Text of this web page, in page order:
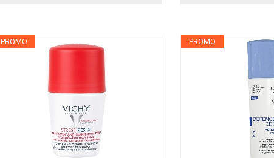
PROMO PROMO